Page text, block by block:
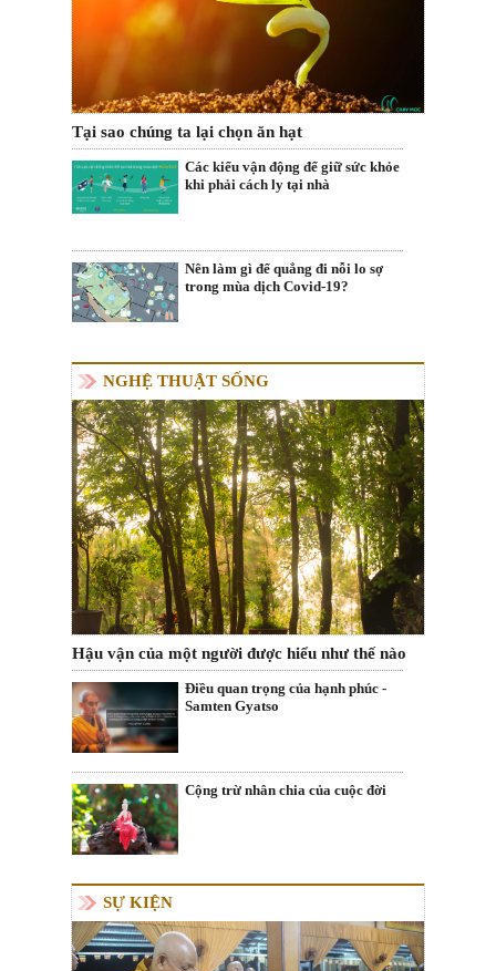
Tại sao chúng ta lại chọn ăn hạt
Các kiểu vận động để giữ sức khỏe
khi phải cách ly tại nhà
Nên làm gì để quẳng đi nỗi lo sợ
trong mùa dịch Covid-19?
NGHỆ THUẬT SỐNG
Hậu vận của một người được hiểu như thế nào
Điều quan trọng của hạnh phúc -
Samten Gyatso
Cộng trừ nhân chia của cuộc đời
SỰ KIỆN